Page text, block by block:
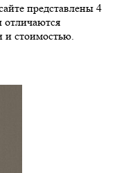
представлены 4
стоимостью.